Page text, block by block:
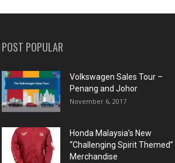
POST POPULAR
Volkswagen Sales Tour –
Penang and Johor
November 6, 2017
Honda Malaysia’s New
“Challenging Spirit Themed”
Merchandise